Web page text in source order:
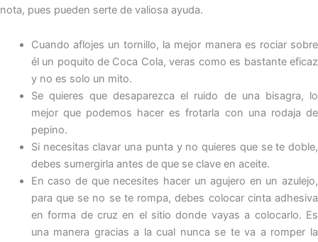
nota, pues pueden serte de valiosa ayuda.
Cuando aflojes un tornillo, la mejor manera es rociar sobre
él un poquito de Coca Cola, veras como es bastante eficaz
y no es solo un mito.
Se quieres que desaparezca el ruido de una bisagra, lo
mejor que podemos hacer es frotarla con una rodaja de
pepino.
Si necesitas clavar una punta y no quieres que se te doble,
debes sumergirla antes de que se clave en aceite.
En caso de que necesites hacer un agujero en un azulejo,
para que se no se te rompa, debes colocar cinta adhesiva
en forma de cruz en el sitio donde vayas a colocarlo. Es
una manera gracias a la cual nunca se te va a romper la